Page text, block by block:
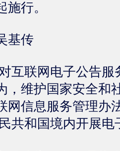
行。
基传
互联网电子公告
，维护国家安全和
网信息服务管理办
共和国境内开展